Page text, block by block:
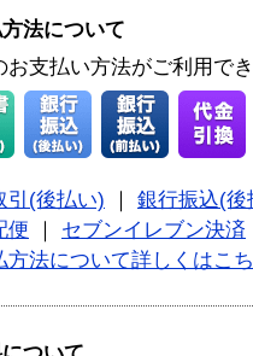
法について
お支払い方法がご利用で
引(後払い)
銀行振込(後
便
セブンイレブン決済
方法について詳しくはこ